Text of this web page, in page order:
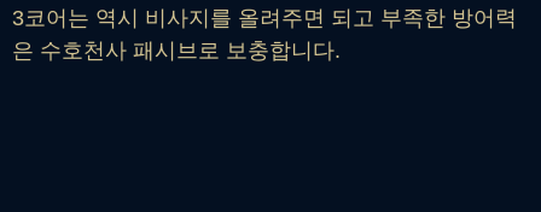
3코어는 역시 비사지를 올려주면 되고 부족한 방어력
은 수호천사 패시브로 보충합니다.